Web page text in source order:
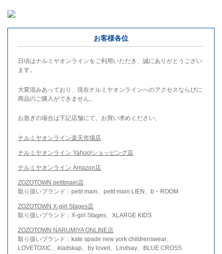
お客様各位
日頃はナルミヤオンラインをご利用いただき、誠にありがとうござい
ます。
大変混みあっており、現在ナルミヤオンラインへのアクセスならびに
商品のご購入ができません。
お急ぎの場合は下記店舗にて、お買い求めください。
ナルミヤオンライン楽天市場店
ナルミヤオンライン Yahoo!ショッピング店
ナルミヤオンライン Amazon店
ZOZOTOWN petitmain店
取り扱いブランド：petit main、petit main LIEN、b・ROOM
ZOZOTOWN X-girl Stages店
取り扱いブランド：X-girl Stages、XLARGE KIDS
ZOZOTOWN NARUMIYA ONLINE店
取り扱いブランド：kate spade new york childrenswear、
LOVETOXIC、kladskap、by loveit、Lindsay、BLUE CROSS